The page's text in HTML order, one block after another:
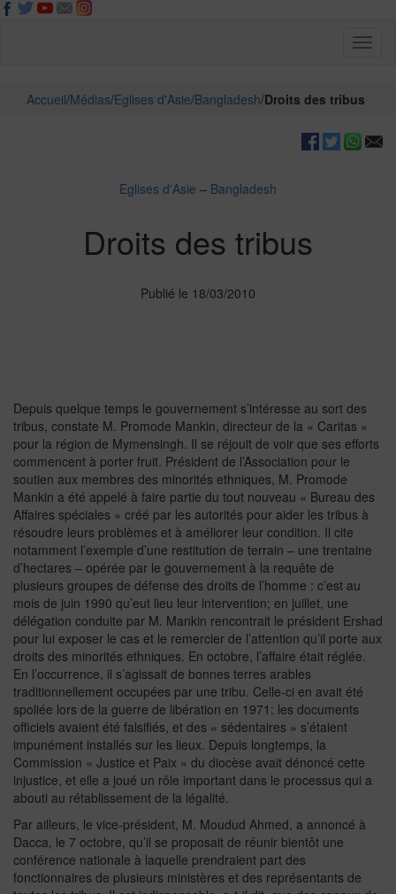
Accueil/Médias/Eglises d'Asie/Bangladesh/Droits des tribus
Eglises d'Asie – Bangladesh
Droits des tribus
Publié le 18/03/2010
Depuis quelque temps le gouvernement s’intéresse au sort des
tribus, constate M. Promode Mankin, directeur de la « Caritas »
pour la région de Mymensingh. Il se réjouit de voir que ses efforts
commencent à porter fruit. Président de l’Association pour le
soutien aux membres des minorités ethniques, M. Promode
Mankin a été appelé à faire partie du tout nouveau « Bureau des
Affaires spéciales » créé par les autorités pour aider les tribus à
résoudre leurs problèmes et à améliorer leur condition. Il cite
notamment l’exemple d’une restitution de terrain – une trentaine
d’hectares – opérée par le gouvernement à la requête de
plusieurs groupes de défense des droits de l’homme : c’est au
mois de juin 1990 qu’eut lieu leur intervention; en juillet, une
délégation conduite par M. Mankin rencontrait le président Ershad
pour lui exposer le cas et le remercier de l’attention qu’il porte aux
droits des minorités ethniques. En octobre, l’affaire était réglée.
En l’occurrence, il s’agissait de bonnes terres arables
traditionnellement occupées par une tribu. Celle-ci en avait été
spoliée lors de la guerre de libération en 1971: les documents
officiels avaient été falsifiés, et des « sédentaires » s’étaient
impunément installés sur les lieux. Depuis longtemps, la
Commission « Justice et Paix » du diocèse avait dénoncé cette
injustice, et elle a joué un rôle important dans le processus qui a
abouti au rétablissement de la légalité.
Par ailleurs, le vice-président, M. Moudud Ahmed, a annoncé à
Dacca, le 7 octobre, qu’il se proposait de réunir bientôt une
conférence nationale à laquelle prendraient part des
fonctionnaires de plusieurs ministères et des représentants de